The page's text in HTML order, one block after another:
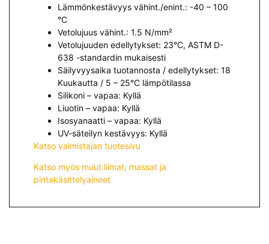
Lämmönkestävyys vähint./enint.: -40 – 100
°C
Vetolujuus vähint.: 1.5 N/mm²
Vetolujuuden edellytykset: 23°C, ASTM D-
638 -standardin mukaisesti
Säilyvyysaika tuotannosta / edellytykset: 18
Kuukautta / 5 – 25°C lämpötilassa
Silikoni – vapaa: Kyllä
Liuotin – vapaa: Kyllä
Isosyanaatti – vapaa: Kyllä
UV-säteilyn kestävyys: Kyllä
Katso valmistajan tuotesivu
Katso myös muut liimat, massat ja
pintakäsittelyaineet